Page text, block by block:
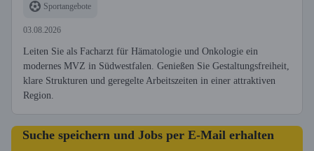
Sportangebote
03.08.2026
Leiten Sie als Facharzt für Hämatologie und Onkologie ein
modernes MVZ in Südwestfalen. Genießen Sie Gestaltungsfreiheit,
klare Strukturen und geregelte Arbeitszeiten in einer attraktiven
Region.
Suche speichern und Jobs per E-Mail erhalten